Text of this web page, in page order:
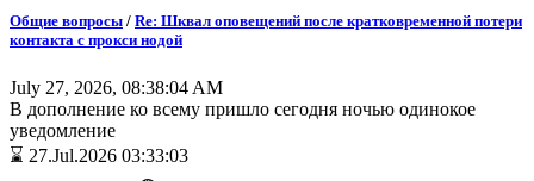
Общие вопросы / Re: Шквал оповещений после кратковременной потери
контакта с прокси нодой
July 27, 2026, 08:38:04 AM
В дополнение ко всему пришло сегодня ночью одинокое
уведомление
⌛ 27.Jul.2026 03:33:03